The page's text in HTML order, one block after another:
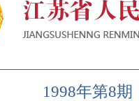
1998年第8期